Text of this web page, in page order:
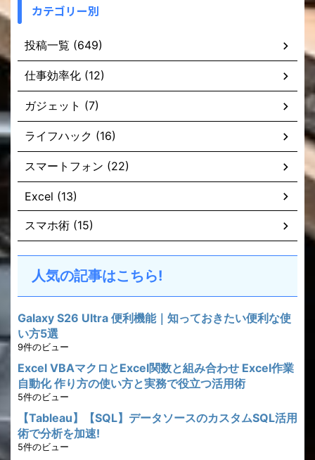
カテゴリー別
投稿一覧 (649)
仕事効率化 (12)
ガジェット (7)
ライフハック (16)
スマートフォン (22)
Excel (13)
スマホ術 (15)
人気の記事はこちら!
Galaxy S26 Ultra 便利機能｜知っておきたい便利な使
い方5選
9件のビュー
Excel VBAマクロとExcel関数と組み合わせ Excel作業
自動化 作り方の使い方と実務で役立つ活用術
5件のビュー
【Tableau】【SQL】データソースのカスタムSQL活用
術で分析を加速!
5件のビュー